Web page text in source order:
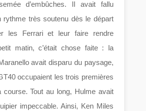
d’embûches. Il avait fallu
rythme très soutenu dès le départ
les Ferrari et leur faire rendre
matin, c’était chose faite : la
avait disparu du paysage,
occupaient les trois premières
course. Tout au long, Hulme avait
impeccable. Ainsi, Ken Miles